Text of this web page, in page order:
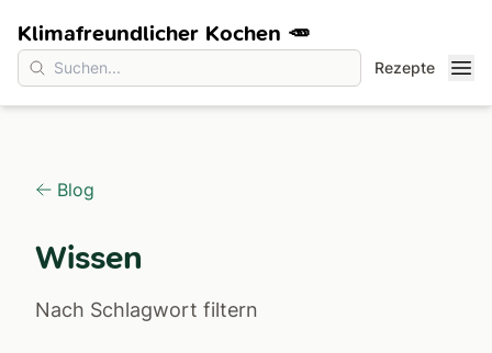
Rezepte
Klimafreundlicher Kochen 🥕
Blog
Wissen
Nach Schlagwort filtern